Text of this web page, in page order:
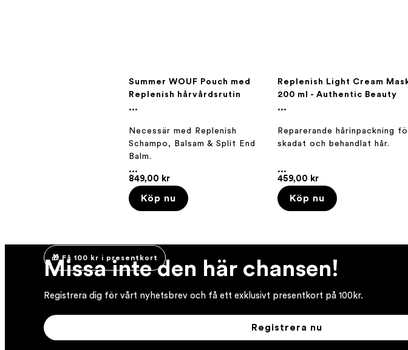
Summer WOUF Pouch med
Replenish hårvårdsrutin
...
Necessär med Replenish
Schampo, Balsam & Split End
Balm.
...
849,00 kr
Köp nu
Replenish Light Cream
200 ml - Authentic Beauty
Concept
...
Reparerande hårinpackning
skadat och behandlat hår.
...
459,00 kr
Köp nu
🎁 Få 100 kr i presentkort
Missa inte den här chansen!
Registrera dig för vårt nyhetsbrev och få ett exklusivt presentkort på 100kr.
Registrera nu